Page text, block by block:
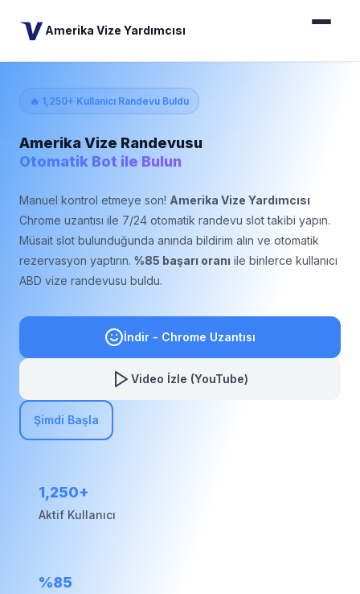
Amerika Vize Yardımcısı
🔥 1,250+ Kullanıcı Randevu Buldu
Amerika Vize Randevusu
Otomatik Bot ile Bulun
Manuel kontrol etmeye son! Amerika Vize Yardımcısı
Chrome uzantısı ile 7/24 otomatik randevu slot takibi yapın.
Müsait slot bulunduğunda anında bildirim alın ve otomatik
rezervasyon yaptırın. %85 başarı oranı ile binlerce kullanıcı
ABD vize randevusu buldu.
İndir - Chrome Uzantısı
Video İzle (YouTube)
Şimdi Başla
1,250+
Aktif Kullanıcı
%85